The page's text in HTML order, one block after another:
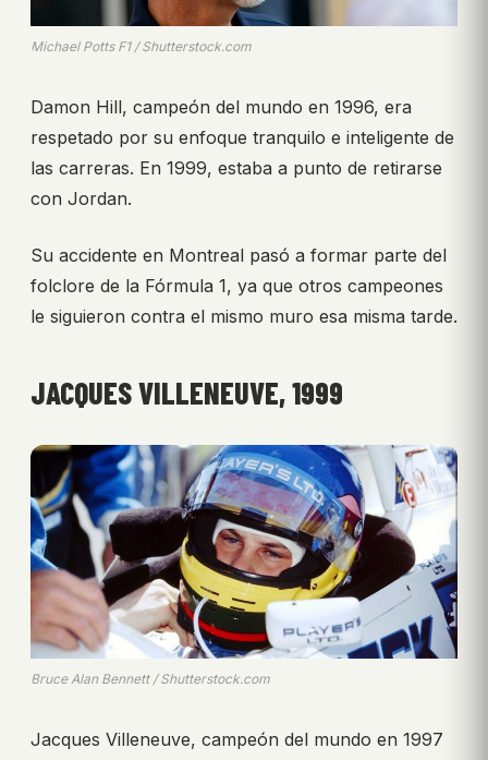
Michael Potts F1 / Shutterstock.com
Damon Hill, campeón del mundo en 1996, era
respetado por su enfoque tranquilo e inteligente de
las carreras. En 1999, estaba a punto de retirarse
con Jordan.
Su accidente en Montreal pasó a formar parte del
folclore de la Fórmula 1, ya que otros campeones
le siguieron contra el mismo muro esa misma tarde.
JACQUES VILLENEUVE, 1999
Bruce Alan Bennett / Shutterstock.com
Jacques Villeneuve, campeón del mundo en 1997